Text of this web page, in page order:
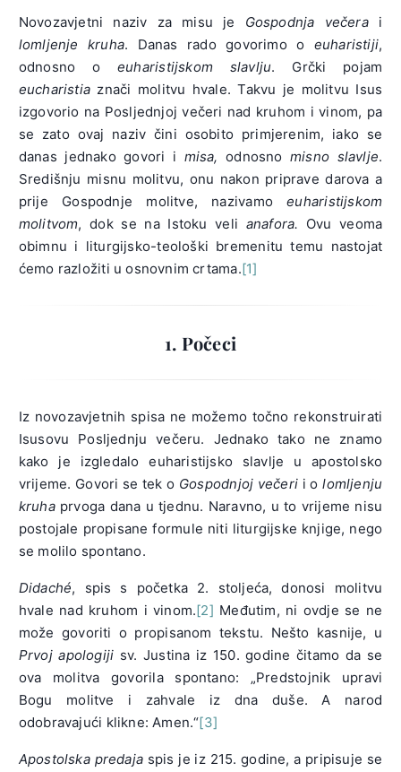
Novozavjetni naziv za misu je Gospodnja večerai
lomljenje kruha. Danas rado govorimo o euharistiji,
odnosno oeuharistijskom slavlju. Grčki pojam
eucharistia znači molitvu hvale. Takvu je molitvu Isus
izgovorio na Posljednjoj večeri nad kruhom i vinom, pa
se zato ovaj naziv čini osobito primjerenim, iako se
danas jednako govori i misa, odnosnomisno slavlje.
Središnju misnu molitvu, onu nakon priprave darova a
prije Gospodnje molitve, nazivamoeuharistijskom
molitvom, dok se na Istoku veli anafora. Ovu veoma
obimnu i liturgijsko-teološki bremenitu temu nastojat
ćemo razložiti u osnovnim crtama.[1]
1. Počeci
Iz novozavjetnih spisa ne možemo točno rekonstruirati
Isusovu Posljednju večeru. Jednako tako ne znamo
kako je izgledalo euharistijsko slavlje u apostolsko
vrijeme. Govori se tek o Gospodnjoj večeri i olomljenju
kruhaprvoga dana u tjednu. Naravno, u to vrijeme nisu
postojale propisane formule niti liturgijske knjige, nego
se molilo spontano.
Didaché, spis s početka 2. stoljeća, donosi molitvu
hvale nad kruhom i vinom.[2] Međutim, ni ovdje se ne
može govoriti o propisanom tekstu. Nešto kasnije, u
Prvoj apologiji sv. Justina iz 150. godine čitamo da se
ova molitva govorila spontano: „Predstojnik upravi
Bogu molitve i zahvale iz dna duše. A narod
odobravajući klikne: Amen.“[3]
Apostolska predaja spis je iz 215. godine, a pripisuje se